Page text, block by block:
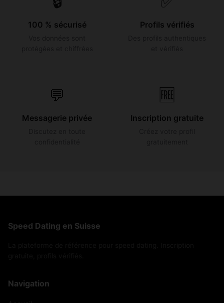
100 % sécurisé Profils vérifiés
💬
Messagerie privée
🆓
Inscription gratuite
Speed Dating en Suisse
Navigation